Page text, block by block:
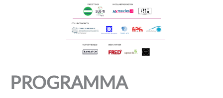
PROGRAMMA